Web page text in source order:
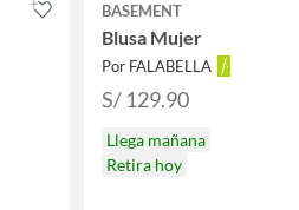
BASEMENT
Blusa Mujer
Por FALABELLA
S/ 129.90
Llega mañana
Retira hoy